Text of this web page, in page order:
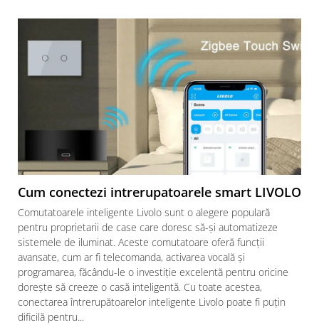
Cum conectezi intrerupatoarele smart LIVOLO
Comutatoarele inteligente Livolo sunt o alegere populară
pentru proprietarii de case care doresc să-și automatizeze
sistemele de iluminat. Aceste comutatoare oferă funcții
avansate, cum ar fi telecomanda, activarea vocală și
programarea, făcându-le o investiție excelentă pentru oricine
dorește să creeze o casă inteligentă. Cu toate acestea,
conectarea întrerupătoarelor inteligente Livolo poate fi puțin
dificilă pentru...